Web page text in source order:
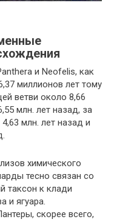
и Neofelis, как
миллионов лет тому
ветви около 8,66
млн. лет назад, за
млн. лет назад и
химического
тесно связан со
таксон к клади
и ягуара.
скорее всего,